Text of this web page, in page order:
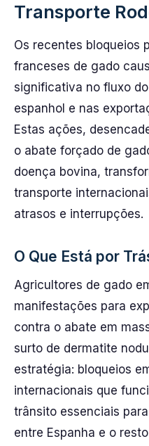
Transporte
Os recentes bloqueios
franceses de gado
significativa no fluxo
espanhol e nas
Estas ações,
o abate forçado de
doença bovina,
transporte
atrasos e interrupções.
O Que Está por
Agricultores de gado
manifestações para
contra o abate em
surto de dermatite
estratégia: bloqueios
internacionais que
trânsito essenciais
entre Espanha e o